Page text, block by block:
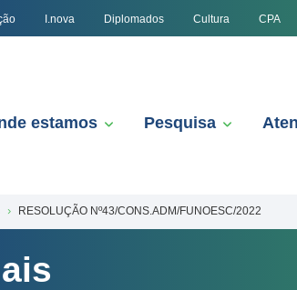
I.nova Diplomados Cultura CPA
estamos Pesquisa
RESOLUÇÃO Nº43/CONS.ADM/FUNOESC/2022